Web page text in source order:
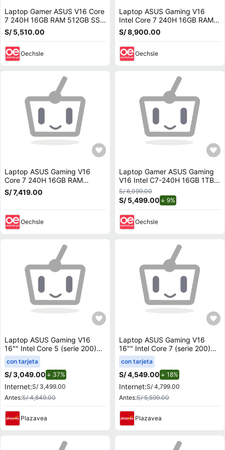
Laptop Gamer ASUS V16 Core
7 240H 16GB RAM 512GB SSD
RTX5050 8GB Win11 Black
V3607VH-TK132W
S/ 5,510.00
Oechsle
Laptop ASUS Gaming V16
Intel Core 7 240H 16GB RAM
512GB SSD RTX 5060 16 W11
V3607VM-ES74
S/ 8,900.00
Oechsle
Laptop ASUS Gaming V16
Core 7 240H 16GB RAM
512GB SSD RTX 5060 W11
V3607VM-ES74
S/ 7,419.00
Oechsle
Laptop Gamer ASUS Gaming
V16 Intel C7-240H 16GB 1TB
RTX5060 8GB V3607VM-
RP036W
S/ 6,099.00
S/ 5,499.00 9%
Oechsle
Laptop ASUS Gaming V16
16"" Intel Core 5 (serie 200)
8GB 512GB SSD RTX3050
V3607VJ-TK185W
con tarjeta
S/ 3,049.00 37%
Internet:S/ 3,499.00
Antes:S/ 4,849.00
Plazavea
Laptop ASUS Gaming V16
16"" Intel Core 7 (serie 200)
16GB 512GB SSD RTX5050
V3607VH-TK132W
con tarjeta
S/ 4,549.00 18%
Internet:S/ 4,799.00
Antes:S/ 5,599.00
Plazavea